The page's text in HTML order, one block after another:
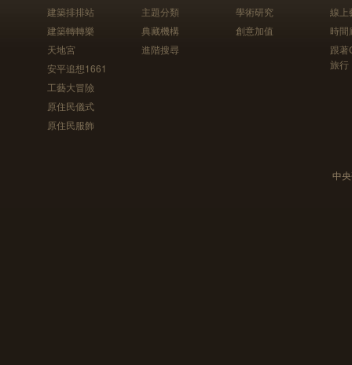
建築排排站
建築轉轉樂
天地宮
安平追想1661
工藝大冒險
原住民儀式
原住民服飾
主題分類
典藏機構
進階搜尋
學術研究
創意加值
線上
時間
跟
旅行
中